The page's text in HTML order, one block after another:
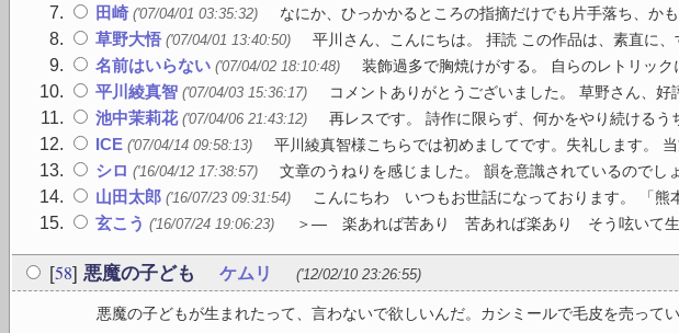
田崎 ('07/04/01 03:35:32) なにか、ひっかかるところの指摘だけでも片手落ち、か
草野大悟 ('07/04/01 13:40:50) 平川さん、こんにちは。 拝読 この作品は、素直に
名前はいらない ('07/04/02 18:10:48) 装飾過多で胸焼けがする。 自らのレトリッ
平川綾真智 ('07/04/03 15:36:17) コメントありがとうございました。 草野さん、好
池中茉莉花 ('07/04/06 21:43:12) 再レスです。 詩作に限らず、何かをやり続ける
ICE ('07/04/14 09:58:13) 平川綾真智様こちらでは初めましてです。失礼します。
シロ ('16/04/12 17:38:57) 文章のうねりを感じました。 韻を意識されているのでし
山田太郎 ('16/07/23 09:31:54) こんにちわ いつもお世話になっております。 「熊
玄こう ('16/07/24 19:06:23) ＞― 楽あれば苦あり 苦あれば楽あり そう呟いて生
[58] 悪魔の子ども ケムリ ('12/02/10 23:26:55)
悪魔の子どもが生まれたって、言わないで欲しいんだ。カシミールで毛皮を売って